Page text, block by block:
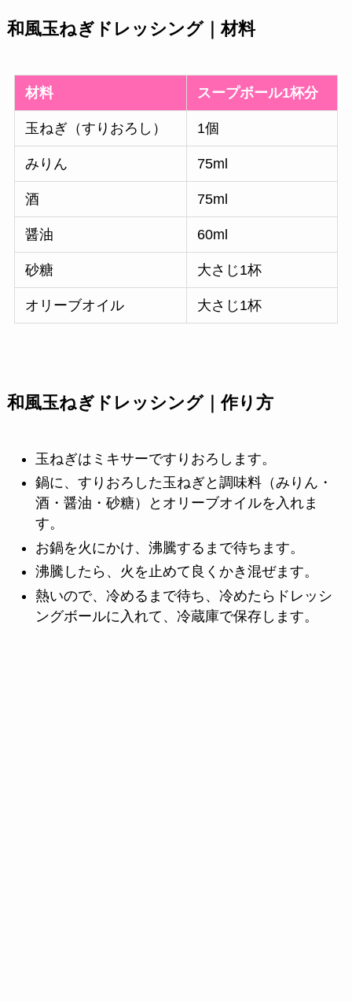
和風玉ねぎドレッシング｜材料
材料 スープボール1杯分
玉ねぎ（すりおろし） 1個
みりん 75ml
酒 75ml
醤油 60ml
砂糖 大さじ1杯
オリーブオイル 大さじ1杯
和風玉ねぎドレッシング｜作り方
玉ねぎはミキサーですりおろします。
鍋に、すりおろした玉ねぎと調味料（みりん・
酒・醤油・砂糖）とオリーブオイルを入れま
す。
お鍋を火にかけ、沸騰するまで待ちます。
沸騰したら、火を止めて良くかき混ぜます。
熱いので、冷めるまで待ち、冷めたらドレッシ
ングボールに入れて、冷蔵庫で保存します。